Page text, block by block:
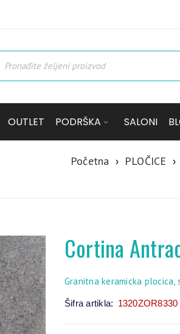
OUTLET PODRŠKA SALONI
Početna › PLOČICE ›
Cortina
Granitna keramicka plocica,
Šifra artikla: 1320ZOR8330